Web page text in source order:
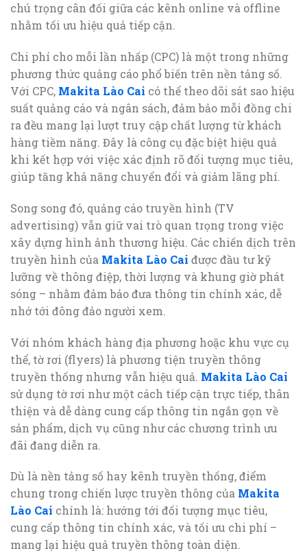
chú trọng cân đối giữa các kênh online và offline
nhằm tối ưu hiệu quả tiếp cận.
Chi phí cho mỗi lần nhấp (CPC) là một trong những
phương thức quảng cáo phổ biến trên nền tảng số.
Với CPC, Makita Lào Cai có thể theo dõi sát sao hiệu
suất quảng cáo và ngân sách, đảm bảo mỗi đồng chi
ra đều mang lại lượt truy cập chất lượng từ khách
hàng tiềm năng. Đây là công cụ đặc biệt hiệu quả
khi kết hợp với việc xác định rõ đối tượng mục tiêu,
giúp tăng khả năng chuyển đổi và giảm lãng phí.
Song song đó, quảng cáo truyền hình (TV
advertising) vẫn giữ vai trò quan trọng trong việc
xây dựng hình ảnh thương hiệu. Các chiến dịch trên
truyền hình của Makita Lào Cai được đầu tư kỹ
lưỡng về thông điệp, thời lượng và khung giờ phát
sóng – nhằm đảm bảo đưa thông tin chính xác, dễ
nhớ tới đông đảo người xem.
Với nhóm khách hàng địa phương hoặc khu vực cụ
thể, tờ rơi (flyers) là phương tiện truyền thông
truyền thống nhưng vẫn hiệu quả. Makita Lào Cai
sử dụng tờ rơi như một cách tiếp cận trực tiếp, thân
thiện và dễ dàng cung cấp thông tin ngắn gọn về
sản phẩm, dịch vụ cũng như các chương trình ưu
đãi đang diễn ra.
Dù là nền tảng số hay kênh truyền thống, điểm
chung trong chiến lược truyền thông của Makita
Lào Cai chính là: hướng tới đối tượng mục tiêu,
cung cấp thông tin chính xác, và tối ưu chi phí –
mang lại hiệu quả truyền thông toàn diện.